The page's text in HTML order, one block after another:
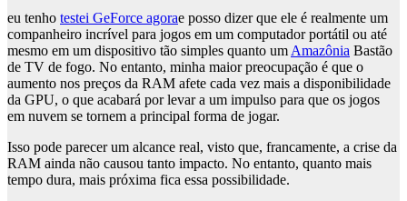
eu tenho testei GeForce agorae posso dizer que ele é realmente um
companheiro incrível para jogos em um computador portátil ou até
mesmo em um dispositivo tão simples quanto um Amazônia Bastão
de TV de fogo. No entanto, minha maior preocupação é que o
aumento nos preços da RAM afete cada vez mais a disponibilidade
da GPU, o que acabará por levar a um impulso para que os jogos
em nuvem se tornem a principal forma de jogar.
Isso pode parecer um alcance real, visto que, francamente, a crise da
RAM ainda não causou tanto impacto. No entanto, quanto mais
tempo dura, mais próxima fica essa possibilidade.